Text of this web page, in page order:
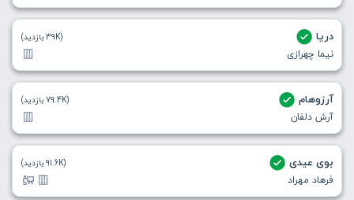
دریا
نیما چهرازی
(39K بازدید)
آرزوهام
آرش دلفان
(79.4K بازدید)
بوی عیدی
فرهاد مهراد
(91.6K بازدید)